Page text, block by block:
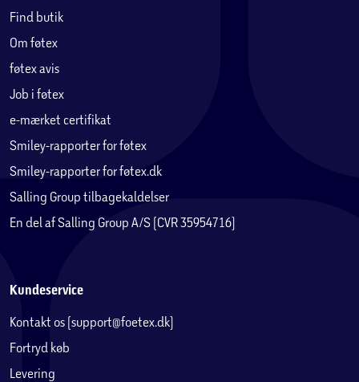
Find butik
Om føtex
føtex avis
Job i føtex
e-mærket certifikat
Smiley-rapporter for føtex
Smiley-rapporter for føtex.dk
Salling Group tilbagekaldelser
En del af Salling Group A/S (CVR 35954716)
Kundeservice
Kontakt os (support@foetex.dk)
Fortryd køb
Levering